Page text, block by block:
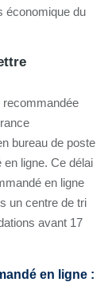
économique du
recommandée
bureau de poste
ligne. Ce délai
en ligne
un centre de tri
avant 17
en ligne :